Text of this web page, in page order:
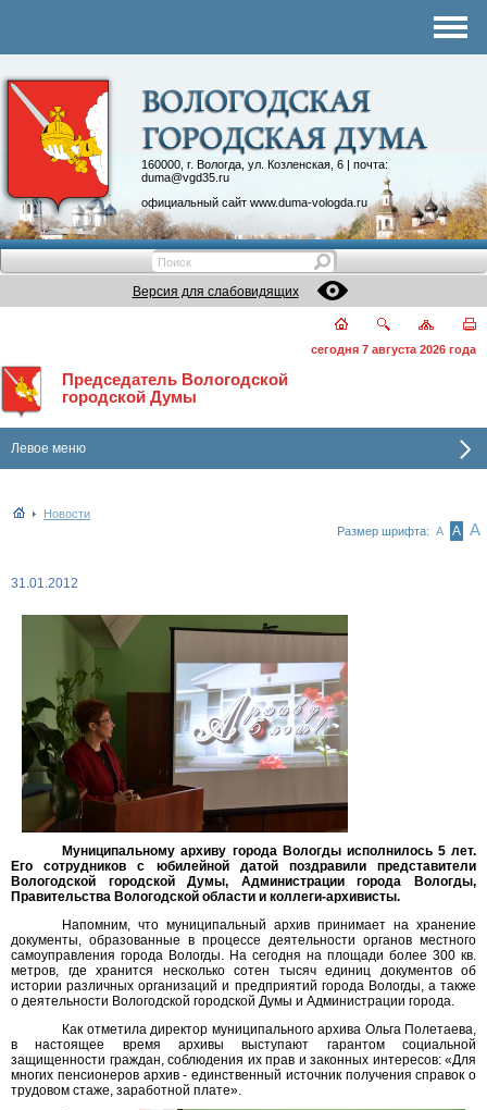
160000, г. Вологда, ул. Козленская, 6 | почта:
duma@vgd35.ru
официальный сайт www.duma-vologda.ru
Контакты
Депутатские объединения
Версия для слабовидящих
сегодня 7 августа 2026 года
Председатель Вологодской
городской Думы
Левое меню
Новости
Размер шрифта: А А А
31.01.2012
Муниципальному архиву города Вологды исполнилось 5 лет.
Его сотрудников с юбилейной датой поздравили представители
Вологодской городской Думы, Администрации города Вологды,
Правительства Вологодской области и коллеги-архивисты.
Напомним, что муниципальный архив принимает на хранение
документы, образованные в процессе деятельности органов местного
самоуправления города Вологды. На сегодня на площади более 300 кв.
метров, где хранится несколько сотен тысяч единиц документов об
истории различных организаций и предприятий города Вологды, а также
о деятельности Вологодской городской Думы и Администрации города.
Как отметила директор муниципального архива Ольга Полетаева,
в настоящее время архивы выступают гарантом социальной
защищенности граждан, соблюдения их прав и законных интересов: «Для
многих пенсионеров архив - единственный источник получения справок о
трудовом стаже, заработной плате».